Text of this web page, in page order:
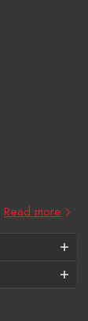
Read more